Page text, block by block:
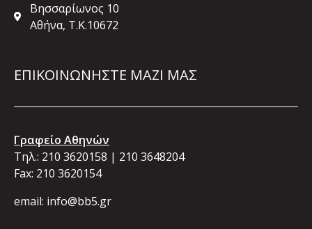
Βησσαρίωνος 10
Αθήνα, Τ.Κ.10672
ΕΠΙΚΟΙΝΩΝΗΣΤΕ ΜΑΖΙ ΜΑΣ
Γραφείο Αθηνών
Τηλ.: 210 3620158 | 210 3648204
Fax: 210 3620154
email: info@bb5.gr